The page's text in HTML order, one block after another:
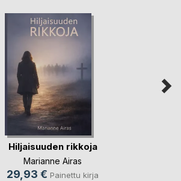
Hiljaisuuden rikkoja
Marianne Airas
29,93 € Painettu kirja